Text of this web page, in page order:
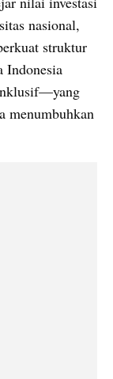
nasional,
struktur
Indonesia
menumbuhkan